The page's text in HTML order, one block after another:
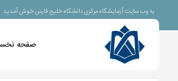
به وب سایت آزمایشگاه مرکزی دانشگاه خلیج فارس خوش آمدید
صفحه